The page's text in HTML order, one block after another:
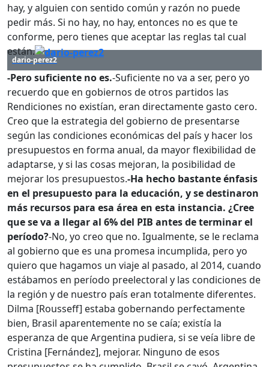
hay, y alguien con sentido común y razón no puede
pedir más. Si no hay, no hay, entonces no es que te
conforme, pero tienes que aceptar las reglas tal cual
están.
dario-perez2
-Pero suficiente no es.-Suficiente no va a ser, pero yo
recuerdo que en gobiernos de otros partidos las
Rendiciones no existían, eran directamente gasto cero.
Creo que la estrategia del gobierno de presentarse
según las condiciones económicas del país y hacer los
presupuestos en forma anual, da mayor flexibilidad de
adaptarse, y si las cosas mejoran, la posibilidad de
mejorar los presupuestos.-Ha hecho bastante énfasis
en el presupuesto para la educación, y se destinaron
más recursos para esa área en esta instancia. ¿Cree
que se va a llegar al 6% del PIB antes de terminar el
período?-No, yo creo que no. Igualmente, se le reclama
al gobierno que es una promesa incumplida, pero yo
quiero que hagamos un viaje al pasado, al 2014, cuando
estábamos en período preelectoral y las condiciones de
la región y de nuestro país eran totalmente diferentes.
Dilma [Rousseff] estaba gobernando perfectamente
bien, Brasil aparentemente no se caía; existía la
esperanza de que Argentina pudiera, si se veía libre de
Cristina [Fernández], mejorar. Ninguno de esos